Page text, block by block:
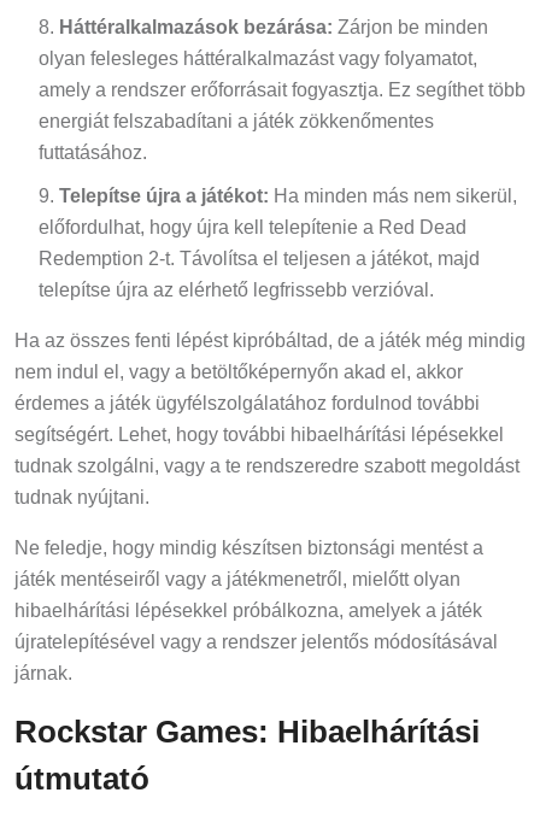
Háttéralkalmazások bezárása: Zárjon be minden
olyan felesleges háttéralkalmazást vagy folyamatot,
amely a rendszer erőforrásait fogyasztja. Ez segíthet több
energiát felszabadítani a játék zökkenőmentes
futtatásához.
Telepítse újra a játékot: Ha minden más nem sikerül,
előfordulhat, hogy újra kell telepítenie a Red Dead
Redemption 2-t. Távolítsa el teljesen a játékot, majd
telepítse újra az elérhető legfrissebb verzióval.
Ha az összes fenti lépést kipróbáltad, de a játék még mindig
nem indul el, vagy a betöltőképernyőn akad el, akkor
érdemes a játék ügyfélszolgálatához fordulnod további
segítségért. Lehet, hogy további hibaelhárítási lépésekkel
tudnak szolgálni, vagy a te rendszeredre szabott megoldást
tudnak nyújtani.
Ne feledje, hogy mindig készítsen biztonsági mentést a
játék mentéseiről vagy a játékmenetről, mielőtt olyan
hibaelhárítási lépésekkel próbálkozna, amelyek a játék
újratelepítésével vagy a rendszer jelentős módosításával
járnak.
Rockstar Games: Hibaelhárítási
útmutató